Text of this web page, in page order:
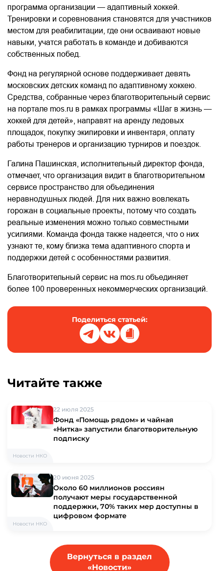
программа организации — адаптивный хоккей.
Тренировки и соревнования становятся для участников
местом для реабилитации, где они осваивают новые
навыки, учатся работать в команде и добиваются
собственных побед.
Фонд на регулярной основе поддерживает девять
московских детских команд по адаптивному хоккею.
Средства, собранные через благотворительный сервис
на портале mos.ru в рамках программы «Шаг в жизнь —
хоккей для детей», направят на аренду ледовых
площадок, покупку экипировки и инвентаря, оплату
работы тренеров и организацию турниров и поездок.
Галина Пашинская, исполнительный директор фонда,
отмечает, что организация видит в благотворительном
сервисе пространство для объединения
неравнодушных людей. Для них важно вовлекать
горожан в социальные проекты, потому что создать
реальные изменения можно только совместными
усилиями. Команда фонда также надеется, что о них
узнают те, кому близка тема адаптивного спорта и
поддержки детей с особенностями развития.
Благотворительный сервис на mos.ru объединяет
более 100 проверенных некоммерческих организаций.
Поделиться статьей:
Читайте также
Новости НКО
22 июля 2025
Фонд «Помощь рядом» и чайная
«Нитка» запустили благотворительную
подписку
Новости НКО
20 июня 2025
Около 60 миллионов россиян
получают меры государственной
поддержки, 70% таких мер доступны в
цифровом формате
Вернуться в раздел
«Новости»